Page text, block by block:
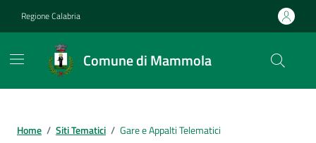
Regione Calabria
Comune di Mammola
Home / Siti Tematici / Gare e Appalti Telematici